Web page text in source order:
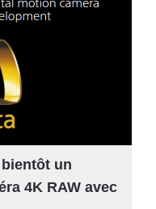
un
4K RAW avec